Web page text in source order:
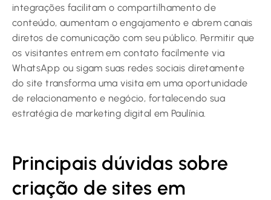
integrações facilitam o compartilhamento de
conteúdo, aumentam o engajamento e abrem canais
diretos de comunicação com seu público. Permitir que
os visitantes entrem em contato facilmente via
WhatsApp ou sigam suas redes sociais diretamente
do site transforma uma visita em uma oportunidade
de relacionamento e negócio, fortalecendo sua
estratégia de marketing digital em Paulínia.
Principais dúvidas sobre
criação de sites em